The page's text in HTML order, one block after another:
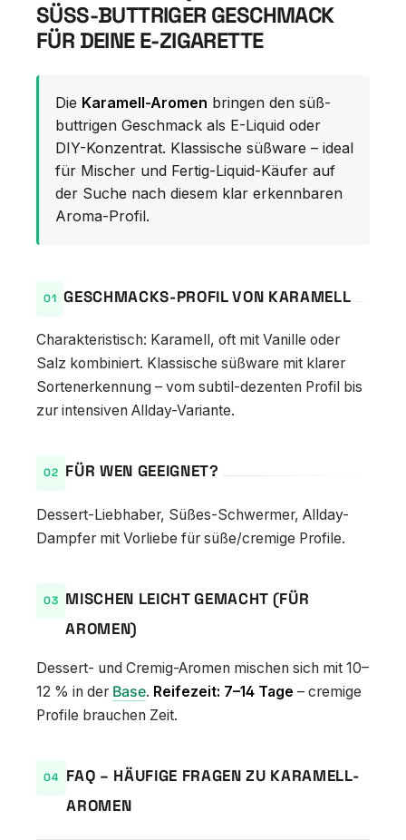
SÜSS-BUTTRIGER GESCHMACK F
ÜR DEINE E-ZIGARETTE
Die Karamell-Aromen bringen den süß-
buttrigen Geschmack als E-Liquid oder
DIY-Konzentrat. Klassische süßware – ideal
für Mischer und Fertig-Liquid-Käufer auf
der Suche nach diesem klar erkennbaren
Aroma-Profil.
GESCHMACKS-PROFIL VON KARAMELL
Charakteristisch: Karamell, oft mit Vanille oder
Salz kombiniert. Klassische süßware mit klarer
Sortenerkennung – vom subtil-dezenten Profil bis
zur intensiven Allday-Variante.
FÜR WEN GEEIGNET?
Dessert-Liebhaber, Süßes-Schwermer, Allday-
Dampfer mit Vorliebe für süße/cremige Profile.
MISCHEN LEICHT GEMACHT (FÜR
AROMEN)
Dessert- und Cremig-Aromen mischen sich mit 10–
12 % in der Base. Reifezeit: 7–14 Tage – cremige
Profile brauchen Zeit.
FAQ – HÄUFIGE FRAGEN ZU KARAMELL-
AROMEN